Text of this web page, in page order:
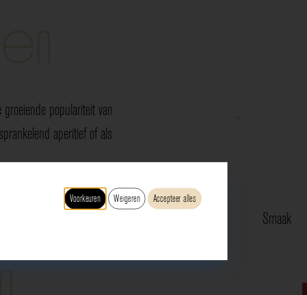
populariteit van
aperitief of als
Smaak
Voorkeuren Weigeren Accepteer alles